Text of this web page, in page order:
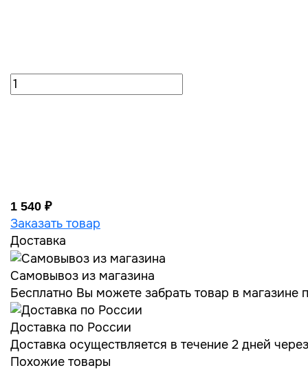
1 540 ₽
Заказать товар
Доставка
Самовывоз из магазина
Бесплатно Вы можете забрать товар в
Доставка по России
Доставка осуществляется в течение 2 дней
Похожие товары